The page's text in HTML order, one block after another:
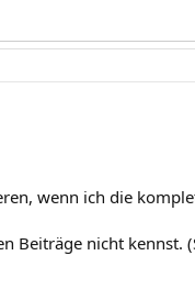
wenn ich die
Beiträge nicht kennst.